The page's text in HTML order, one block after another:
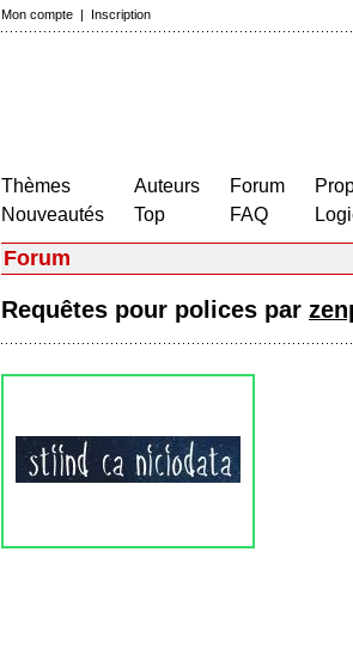
Mon compte | Inscription
Thèmes
Nouveautés
Auteurs
Top
Forum
FAQ
Forum
Requêtes pour polices par